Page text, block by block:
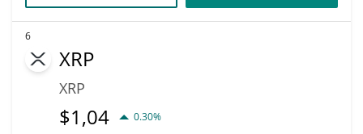
6
XRP
XRP
$1,04 0.30%